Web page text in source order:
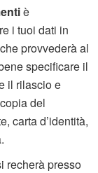
è
i tuoi dati in
provvederà al
specificare il
il rilascio e
del
carta d’identità,
recherà presso